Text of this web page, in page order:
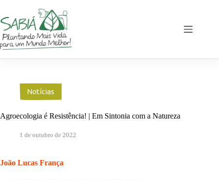
o
conteúdo
Notícias
Agroecologia é Resistência! | Em Sintonia com a Natureza
1 de outubro de 2022
João Lucas França